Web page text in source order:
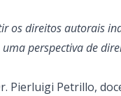
os direitos autorais
perspectiva de
Pierluigi Petrillo,